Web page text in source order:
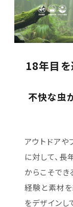
18年目
不快な虫
アウトドアや
に対して、
からこそでき
経験と素材
をデザインし